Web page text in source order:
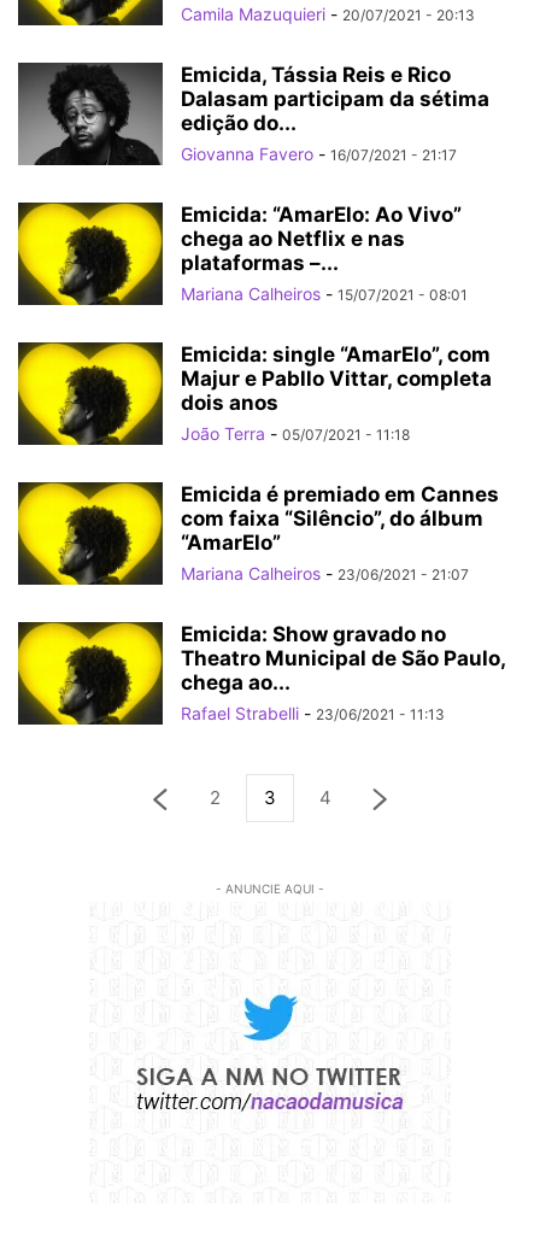
Camila Mazuquieri - 20/07/2021 - 20:13
Emicida, Tássia Reis e Rico
Dalasam participam da sétima
edição do...
Giovanna Favero - 16/07/2021 - 21:17
Emicida: “AmarElo: Ao Vivo”
chega ao Netflix e nas
plataformas –...
Mariana Calheiros - 15/07/2021 - 08:01
Emicida: single “AmarElo”, com
Majur e Pabllo Vittar, completa
dois anos
João Terra - 05/07/2021 - 11:18
Emicida é premiado em Cannes
com faixa “Silêncio”, do álbum
“AmarElo”
Mariana Calheiros - 23/06/2021 - 21:07
Emicida: Show gravado no
Theatro Municipal de São Paulo,
chega ao...
Rafael Strabelli - 23/06/2021 - 11:13
2 3 4
- ANUNCIE AQUI -